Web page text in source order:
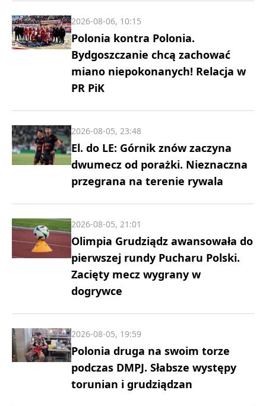
Polonia kontra Polonia.
Bydgoszczanie chcą zachować
miano niepokonanych! Relacja w
PR PiK
2026-08-06, 10:15
El. do LE: Górnik znów zaczyna
dwumecz od porażki. Nieznaczna
przegrana na terenie rywala
2026-08-05, 23:48
Olimpia Grudziądz awansowała do
pierwszej rundy Pucharu Polski.
Zacięty mecz wygrany w
dogrywce
2026-08-05, 21:01
Polonia druga na swoim torze
podczas DMPJ. Słabsze występy
torunian i grudziądzan
2026-08-05, 19:59